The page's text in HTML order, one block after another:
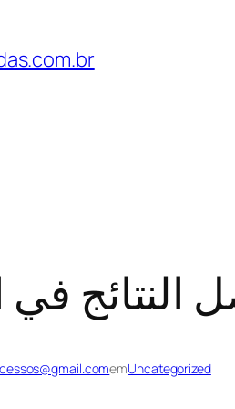
في
emUncategorized